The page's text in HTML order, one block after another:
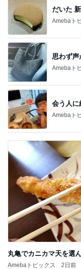
だいた
Amebaト
思わず声
Amebaト
会う人に
Amebaト
丸亀でカニカマ天を選
Amebaトピックス 2日前